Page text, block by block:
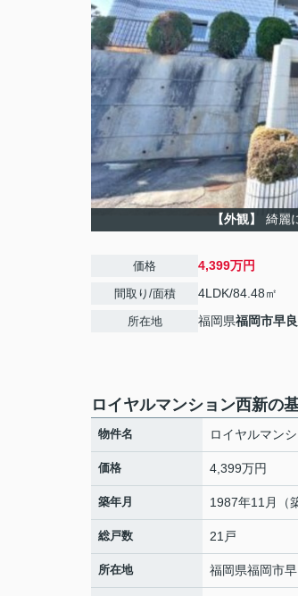
【外観】 綺麗
価格 4,399万円
間取り/面積 4LDK/84.48㎡
所在地 福岡県福岡市早
ロイヤルマンション西新の
物件名 ロイヤルマン
価格 4,399万円
築年月 1987年11月（
総戸数 21戸
所在地 福岡県福岡市